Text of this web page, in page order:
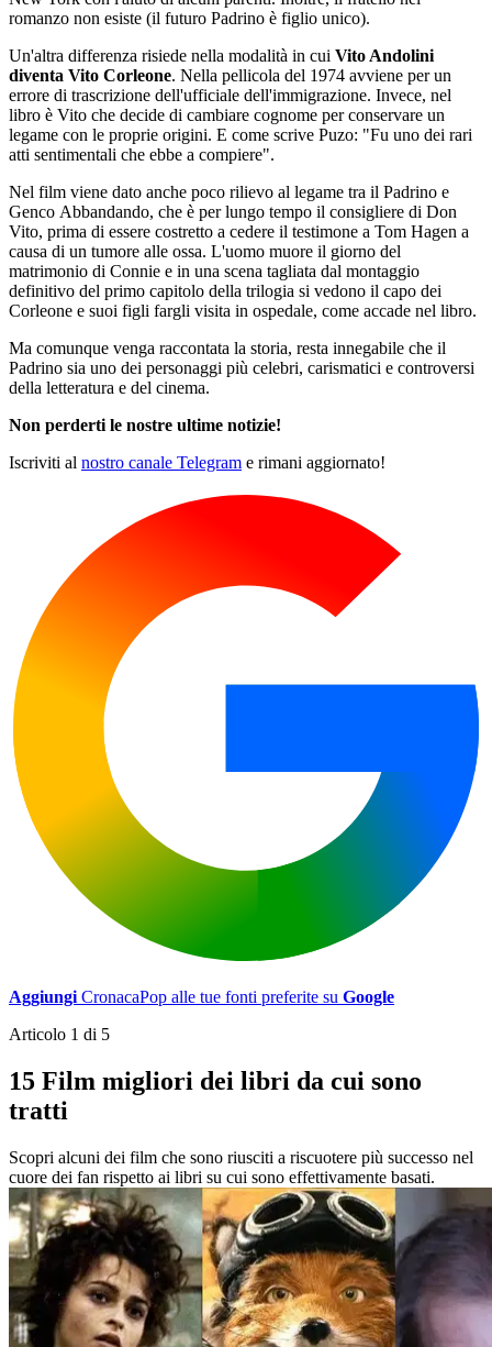
romanzo non esiste (il futuro Padrino è figlio unico).
Un'altra differenza risiede nella modalità in cui Vito Andolini
diventa Vito Corleone. Nella pellicola del 1974 avviene per un
errore di trascrizione dell'ufficiale dell'immigrazione. Invece, nel
libro è Vito che decide di cambiare cognome per conservare un
legame con le proprie origini. E come scrive Puzo: "Fu uno dei rari
atti sentimentali che ebbe a compiere".
Nel film viene dato anche poco rilievo al legame tra il Padrino e
Genco Abbandando, che è per lungo tempo il consigliere di Don
Vito, prima di essere costretto a cedere il testimone a Tom Hagen a
causa di un tumore alle ossa. L'uomo muore il giorno del
matrimonio di Connie e in una scena tagliata dal montaggio
definitivo del primo capitolo della trilogia si vedono il capo dei
Corleone e suoi figli fargli visita in ospedale, come accade nel libro.
Ma comunque venga raccontata la storia, resta innegabile che il
Padrino sia uno dei personaggi più celebri, carismatici e controversi
della letteratura e del cinema.
Non perderti le nostre ultime notizie!
Iscriviti al nostro canale Telegram e rimani aggiornato!
Aggiungi CronacaPop alle tue fonti preferite su Google
Articolo 1 di 5
15 Film migliori dei libri da cui sono
tratti
Scopri alcuni dei film che sono riusciti a riscuotere più successo nel
cuore dei fan rispetto ai libri su cui sono effettivamente basati.